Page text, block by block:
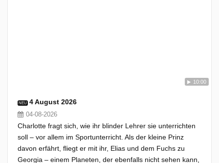
10:00
NEU 4 August 2026
04-08-2026
Charlotte fragt sich, wie ihr blinder Lehrer sie unterrichten
soll – vor allem im Sportunterricht. Als der kleine Prinz
davon erfährt, fliegt er mit ihr, Elias und dem Fuchs zu
Georgia – einem Planeten, der ebenfalls nicht sehen kann,